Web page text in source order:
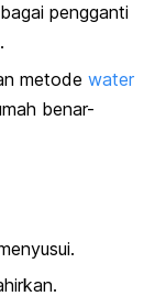
pengganti
metode water
benar-